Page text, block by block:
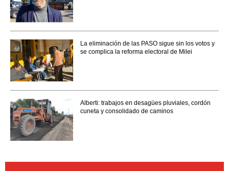
La eliminación de las PASO sigue sin los votos y
se complica la reforma electoral de Milei
Alberti: trabajos en desagües pluviales, cordón
cuneta y consolidado de caminos